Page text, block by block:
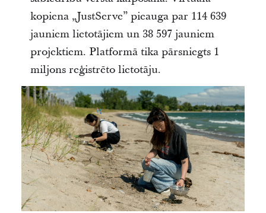
kopiena „JustServe” pieauga par 114 639
jauniem lietotājiem un 38 597 jauniem
projektiem. Platformā tika pārsniegts 1
miljons reģistrēto lietotāju.